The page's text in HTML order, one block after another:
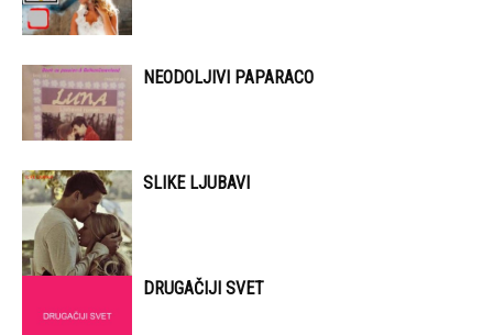
NEODOLJIVI PAPARACO
SLIKE LJUBAVI
DRUGAČIJI SVET